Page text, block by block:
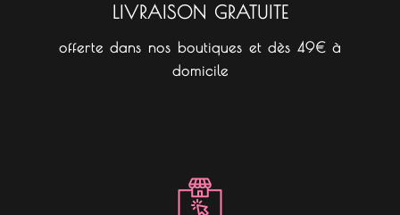
LIVRAISON GRATUITE
offerte dans nos boutiques et dès 49€ à
domicile